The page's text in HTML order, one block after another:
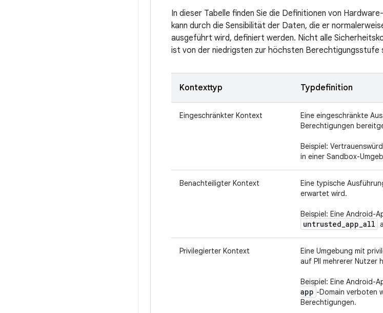
In dieser Tabelle finden Sie die Definitionen von
kann durch die Sensibilität der Daten, die er
ausgeführt wird, definiert werden. Nicht alle
ist von der niedrigsten zur höchsten
Kontexttyp Typdefinition
Eingeschränkter Kontext
Eine eingeschränkte
Berechtigungen
Beispiel:
in einer Sandbox-
Benachteiligter Kontext
Eine typische
erwartet wird.
Beispiel: Eine Android-
untrusted_app_all
Privilegierter Kontext
Eine Umgebung mit
auf PII mehrerer
Beispiel: Eine Android-
app -Domain verboten
Berechtigungen.